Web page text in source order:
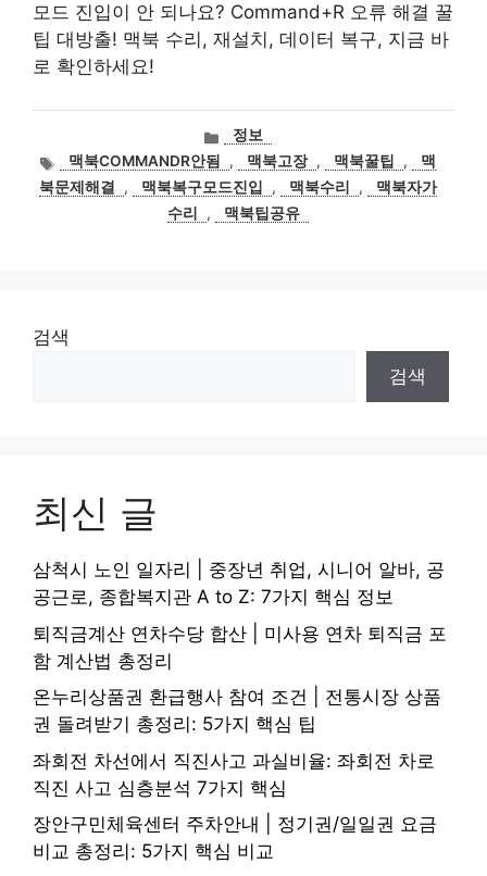
모드 진입이 안 되나요? Command+R 오류 해결 꿀
팁 대방출! 맥북 수리, 재설치, 데이터 복구, 지금 바
로 확인하세요!
카
고
리
정보
태
그
맥북COMMANDR안됨 , 맥북고장 , 맥북꿀팁 ,
맥
북문제해결
, 맥북복구모드진입 , 맥북수리 ,
맥북자가
수리
, 맥북팁공유
검색
검색
최신 글
삼척시 노인 일자리 | 중장년 취업, 시니어 알바, 공
공근로, 종합복지관 A to Z: 7가지 핵심 정보
퇴직금계산 연차수당 합산 | 미사용 연차 퇴직금 포
함 계산법 총정리
온누리상품권 환급행사 참여 조건 | 전통시장 상품
권 돌려받기 총정리: 5가지 핵심 팁
좌회전 차선에서 직진사고 과실비율: 좌회전 차로
직진 사고 심층분석 7가지 핵심
장안구민체육센터 주차안내 | 정기권/일일권 요금
비교 총정리: 5가지 핵심 비교